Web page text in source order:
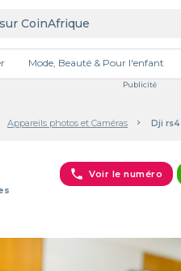
Mode, Beauté & Pour l'enfant
Publicité
Appareils photos et Caméras Dji
phone Voir le numéro